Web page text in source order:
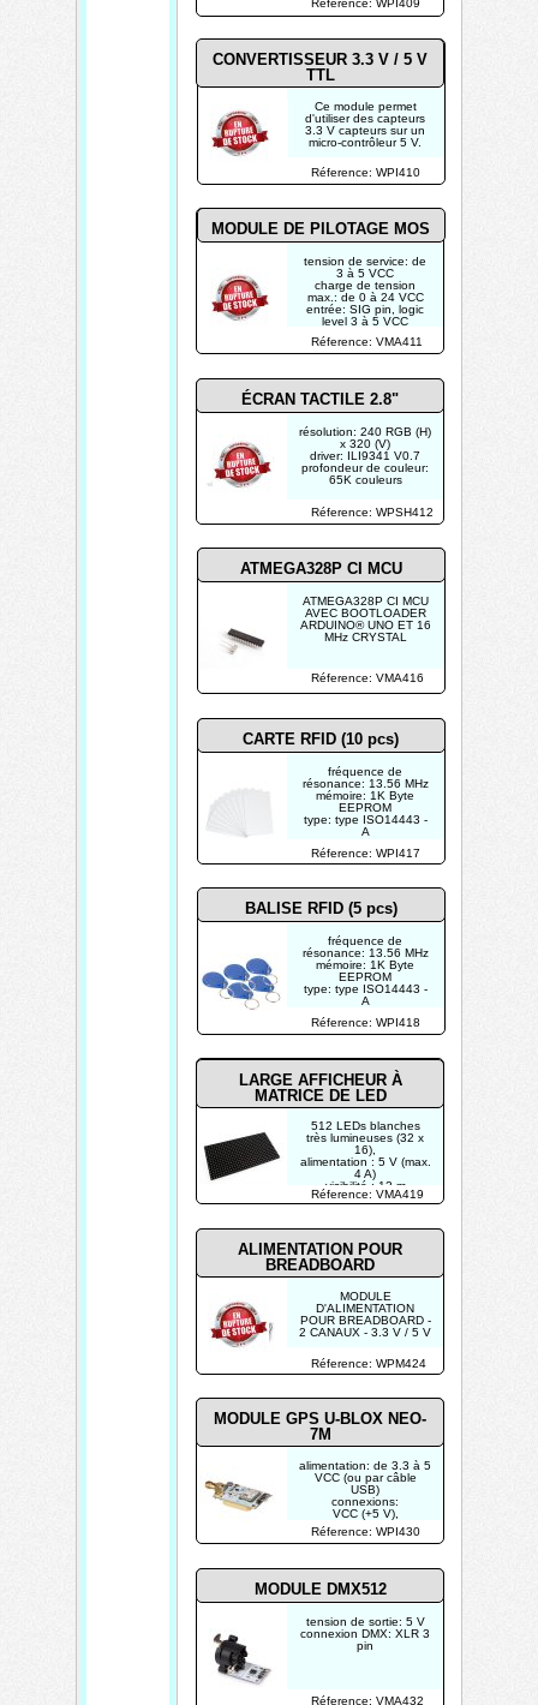
MODULE DE PILOTAGE MOS
CONVERTISSEUR 3.3 V / 5 V
TTL
Réference: WPI409
Réference: VMA411
Réference: WPI410
+7 V (alimentation
interne +5 V)
tension de service: de
3 à 5 VCC
charge de tension
max.: de 0 à 24 VCC
entrée: SIG pin, logic
level 3 à 5 VCC
max.: 5 A (dissipateur
thermique requis pour
Ce module permet
d'utiliser des capteurs
3.3 V capteurs sur un
micro-contrôleur 5 V.
Réference: WPSH412
Réference: VMA416
Réference: WPI417
Réference: WPI418
Réference: WPM424
Réference: WPI430
Réference: VMA419
Réference: VMA432
ATMEGA328P CI MCU
ÉCRAN TACTILE 2.8"
CARTE RFID (10 pcs)
BALISE RFID (5 pcs)
LARGE AFFICHEUR À
MATRICE DE LED
ALIMENTATION POUR
BREADBOARD
MODULE GPS U-BLOX NEO-
7M
MODULE DMX512
résolution: 240 RGB (H)
x 320 (V)
driver: ILI9341 V0.7
profondeur de couleur:
65K couleurs
ATMEGA328P CI MCU
AVEC BOOTLOADER
ARDUINO® UNO ET 16
MHz CRYSTAL
fréquence de
résonance: 13.56 MHz
mémoire: 1K Byte
EEPROM
type: type ISO14443 -
A
de -10 °C à +75 °C
distance
fréquence de
résonance: 13.56 MHz
mémoire: 1K Byte
EEPROM
type: type ISO14443 -
A
512 LEDs blanches
très lumineuses (32 x
16),
alimentation : 5 V (max.
4 A)
visibilité : 12 m
MODULE
D'ALIMENTATION
POUR BREADBOARD -
2 CANAUX - 3.3 V / 5 V
alimentation: de 3.3 à 5
VCC (ou par câble
USB)
connexions:
VCC (+5 V),
GND (ground), TX, RX,
PPS
baud
tension de sortie: 5 V
connexion DMX: XLR 3
pin